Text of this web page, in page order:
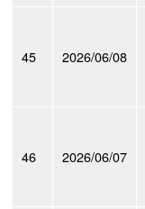
45 2026/06/08
46 2026/06/07